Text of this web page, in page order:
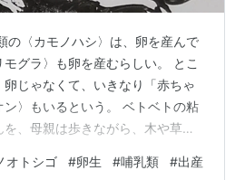
の〈カモノハシ〉は、卵を産んで
グラ〉も卵を産むらしい。 とこ
じゃなくて、いきなり「赤ちゃ
ン〉もいるという。 ベトベトの粘
、母親は歩きながら、木や草の
くし、妙な生き物だとは思って
オトシゴ #卵生 #哺乳類 #出産